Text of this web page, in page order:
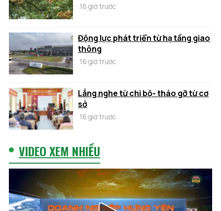
16 giờ trước
Động lực phát triển từ hạ tầng giao
thông
16 giờ trước
Lắng nghe từ chi bộ- tháo gỡ từ cơ
sở
16 giờ trước
VIDEO XEM NHIỀU